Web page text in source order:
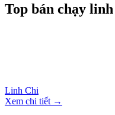
Top bán chạy
Linh Chi
Xem chi tiết →